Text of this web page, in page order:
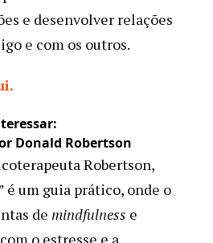
e desenvolver relações
e com os outros.
Donald Robertson
Robertson,
é um guia prático, onde o
de mindfulness e
o estresse e a